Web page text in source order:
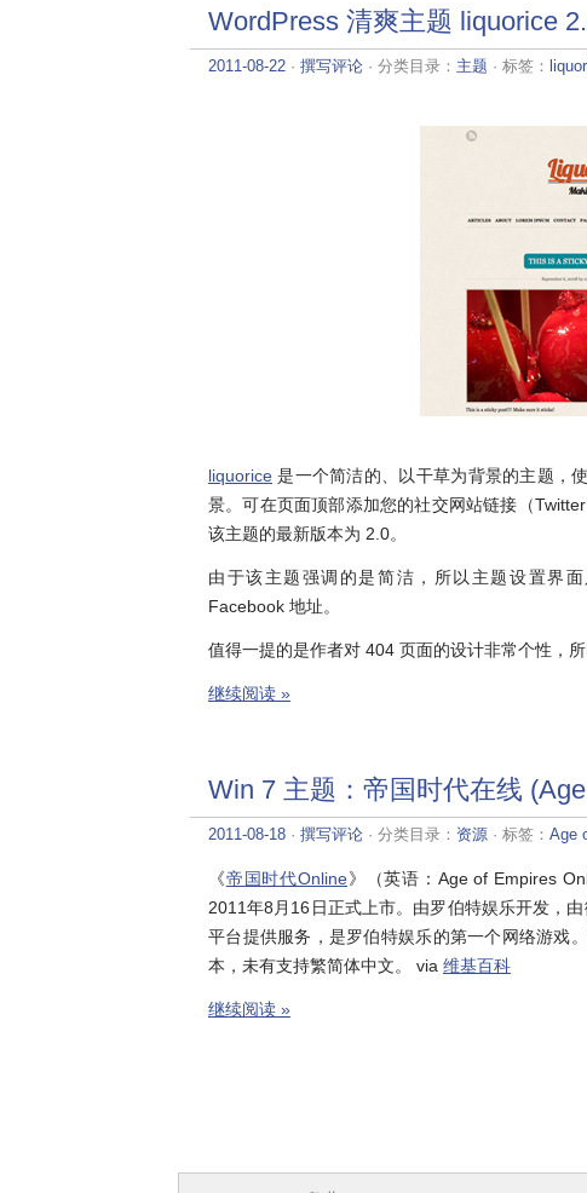
WordPress 清爽主题 liquorice
2011-08-22 · 撰写评论 · 分类目录： 主题 · 标签：
liquorice 是一个简洁的、以干草为背景的主题，
景。可在页面顶部添加您的社交网站链接（
该主题的最新版本为 2.0。
由于该主题强调的是简洁，所以主题设置界
Facebook 地址。
值得一提的是作者对 404 页面的设计非常个性，
继续阅读 »
Win 7 主题：帝国时代在线
2011-08-18 · 撰写评论 · 分类目录： 资源 · 标签： Age
《帝国时代Online》（英语：Age of Empires
2011年8月16日正式上市。由罗伯特娱乐开发，
平台提供服务，是罗伯特娱乐的第一个网络游戏
本，未有支持繁简体中文。 via 维基百科
继续阅读 »